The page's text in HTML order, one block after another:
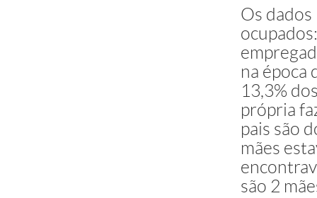
Ensino
completo
Nível de
(pai ou
instrução
Educação
(inclusive
Ensino
Os
na época
13,3%
própria
pais são
mães
são 2